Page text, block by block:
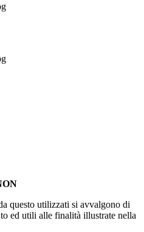
questo utilizzati si avvalgono di
ed utili alle finalità illustrate nella